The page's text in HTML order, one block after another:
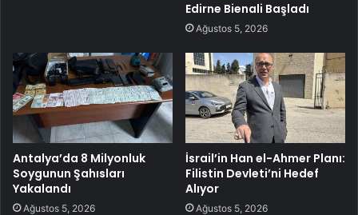
Edirne Bienali Başladı
Ağustos 5, 2026
Antalya’da 8 Milyonluk
Soygunun Şahısları
Yakalandı
Ağustos 5, 2026
İsrail’in Han el-Ahmer Planı:
Filistin Devleti’ni Hedef
Alıyor
Ağustos 5, 2026